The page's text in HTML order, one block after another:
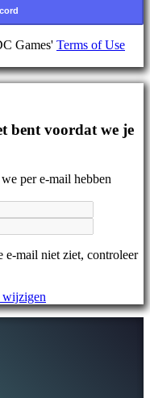
Games' Terms of Use
bent voordat we je
per e-mail hebben
e-mail niet ziet, controleer
wijzigen